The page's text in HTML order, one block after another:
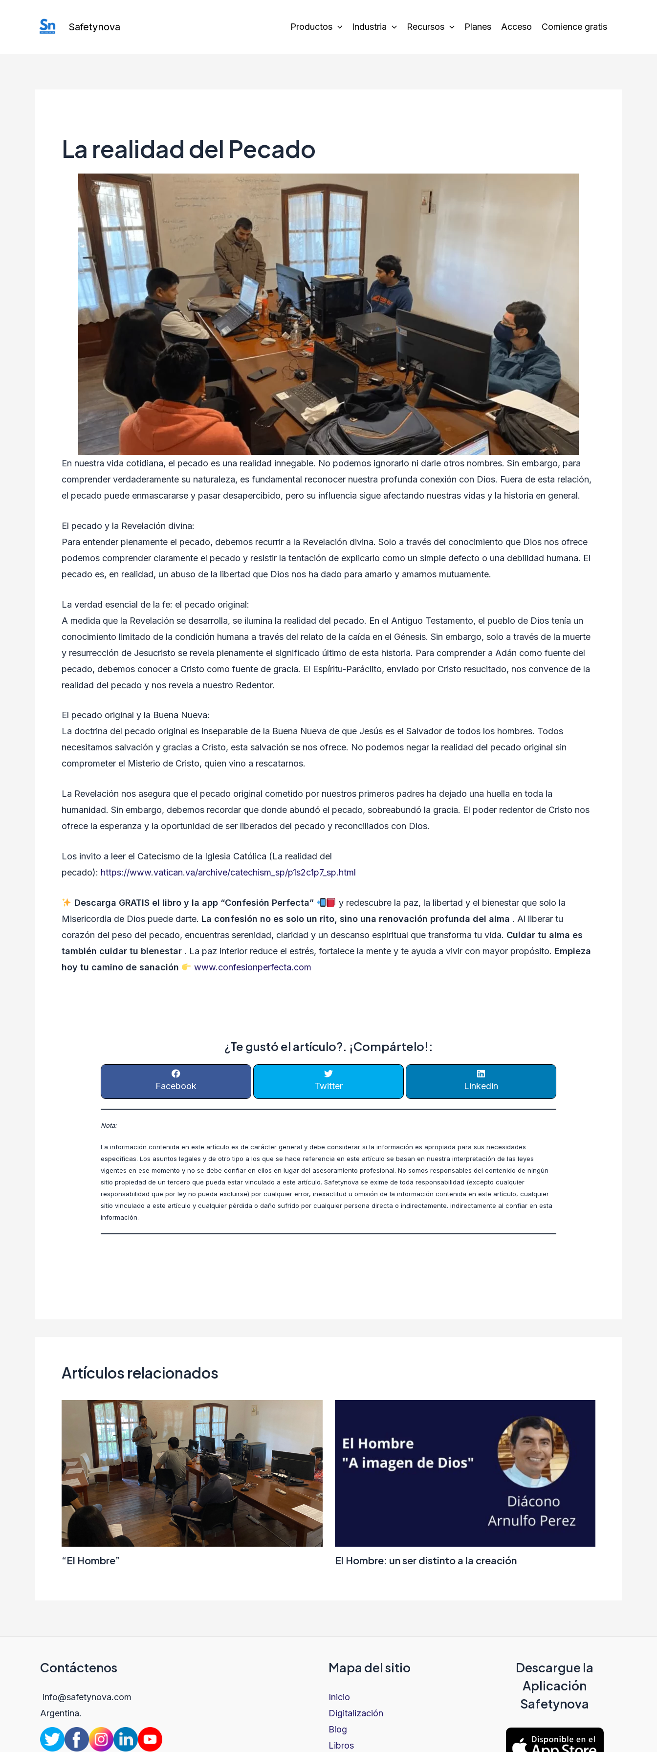
Safetynova Productos Industria Recursos Planes Acceso Comience gratis
La realidad del Pecado
En nuestra vida cotidiana, el pecado es una realidad innegable. No podemos ignorarlo ni darle otros nombres. Sin embargo, para
comprender verdaderamente su naturaleza, es fundamental reconocer nuestra profunda conexión con Dios. Fuera de esta relación,
el pecado puede enmascararse y pasar desapercibido, pero su influencia sigue afectando nuestras vidas y la historia en general.
El pecado y la Revelación divina:
Para entender plenamente el pecado, debemos recurrir a la Revelación divina. Solo a través del conocimiento que Dios nos ofrece
podemos comprender claramente el pecado y resistir la tentación de explicarlo como un simple defecto o una debilidad humana. El
pecado es, en realidad, un abuso de la libertad que Dios nos ha dado para amarlo y amarnos mutuamente.
La verdad esencial de la fe: el pecado original:
A medida que la Revelación se desarrolla, se ilumina la realidad del pecado. En el Antiguo Testamento, el pueblo de Dios tenía un
conocimiento limitado de la condición humana a través del relato de la caída en el Génesis. Sin embargo, solo a través de la muerte
y resurrección de Jesucristo se revela plenamente el significado último de esta historia. Para comprender a Adán como fuente del
pecado, debemos conocer a Cristo como fuente de gracia. El Espíritu-Paráclito, enviado por Cristo resucitado, nos convence de la
realidad del pecado y nos revela a nuestro Redentor.
El pecado original y la Buena Nueva:
La doctrina del pecado original es inseparable de la Buena Nueva de que Jesús es el Salvador de todos los hombres. Todos
necesitamos salvación y gracias a Cristo, esta salvación se nos ofrece. No podemos negar la realidad del pecado original sin
comprometer el Misterio de Cristo, quien vino a rescatarnos.
La Revelación nos asegura que el pecado original cometido por nuestros primeros padres ha dejado una huella en toda la
humanidad. Sin embargo, debemos recordar que donde abundó el pecado, sobreabundó la gracia. El poder redentor de Cristo nos
ofrece la esperanza y la oportunidad de ser liberados del pecado y reconciliados con Dios.
Los invito a leer el Catecismo de la Iglesia Católica (La realidad del
pecado): https://www.vatican.va/archive/catechism_sp/p1s2c1p7_sp.html
Descarga GRATIS el libro y la app “Confesión Perfecta”
y redescubre la paz, la libertad y el bienestar que solo la
Misericordia de Dios puede darte. La confesión no es solo un rito, sino una renovación profunda del alma . Al liberar tu
corazón del peso del pecado, encuentras serenidad, claridad y un descanso espiritual que transforma tu vida. Cuidar tu alma es
también cuidar tu bienestar . La paz interior reduce el estrés, fortalece la mente y te ayuda a vivir con mayor propósito. Empieza
hoy tu camino de sanación
www.confesionperfecta.com
¿Te gustó el artículo?. ¡Compártelo!:
Facebook Twitter Linkedin
Nota:
La información contenida en este artículo es de carácter general y debe considerar si la información es apropiada para sus necesidades
específicas. Los asuntos legales y de otro tipo a los que se hace referencia en este artículo se basan en nuestra interpretación de las leyes
vigentes en ese momento y no se debe confiar en ellos en lugar del asesoramiento profesional. No somos responsables del contenido de ningún
sitio propiedad de un tercero que pueda estar vinculado a este artículo. Safetynova se exime de toda responsabilidad (excepto cualquier
responsabilidad que por ley no pueda excluirse) por cualquier error, inexactitud u omisión de la información contenida en este artículo, cualquier
sitio vinculado a este artículo y cualquier pérdida o daño sufrido por cualquier persona directa o indirectamente. indirectamente al confiar en esta
información.
Artículos relacionados
“El Hombre” El Hombre: un ser distinto a la creación
Contáctenos
info@safetynova.com
Argentina.
Mapa del sitio
Inicio
Digitalización
Blog
Libros
Descargue la
Aplicación
Safetynova